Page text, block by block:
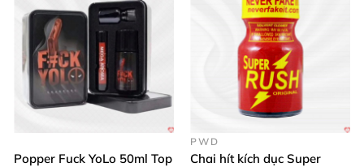
Popper Fuck YoLo 50ml Top
PWD
Chai hít kích dục Super